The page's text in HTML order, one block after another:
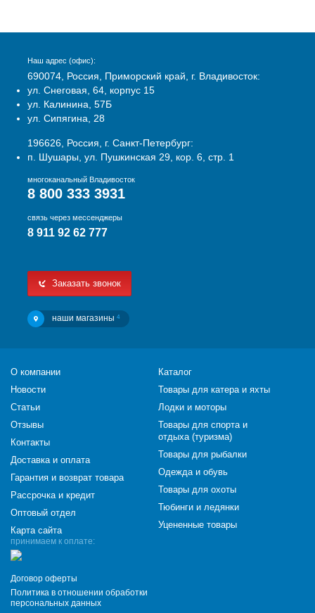
Наш адрес (офис):
690074, Россия, Приморский край, г. Владивосток:
ул. Снеговая, 64, корпус 15
ул. Калинина, 57Б
ул. Сипягина, 28
196626, Россия, г. Санкт-Петербург:
п. Шушары, ул. Пушкинская 29, кор. 6, стр. 1
многоканальный Владивосток
8 800 333 3931
связь через мессенджеры
8 911 92 62 777
Заказать звонок
наши магазины 4
принимаем к оплате:
Договор оферты
Политика в отношении обработки
персональных данных
О компании
Новости
Статьи
Отзывы
Контакты
Доставка и оплата
Гарантия и возврат товара
Рассрочка и кредит
Оптовый отдел
Карта сайта
Каталог
Товары для катера и яхты
Лодки и моторы
Товары для спорта и
отдыха (туризма)
Товары для рыбалки
Одежда и обувь
Товары для охоты
Тюбинги и ледянки
Уцененные товары